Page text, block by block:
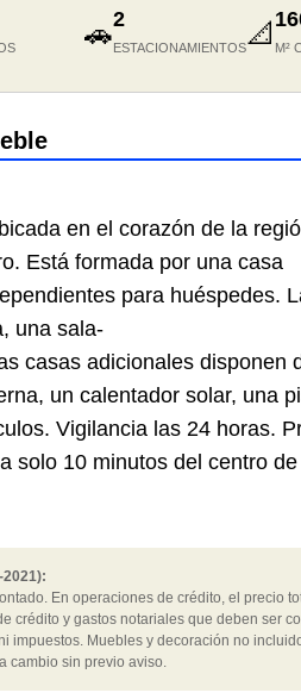
🚗2
ESTACIONAMIENTOS📐 M²
en el corazón de la
Está formada por una casa
para huéspedes.
una sala-
casas adicionales disponen
un calentador solar, una
Vigilancia las 24 horas.
solo 10 minutos del centro
2021):
En operaciones de crédito, el precio
crédito y gastos notariales que deben ser
impuestos. Muebles y decoración no
cambio sin previo aviso.